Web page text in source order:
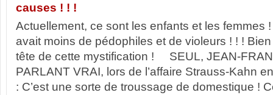
causes ! ! !
Actuellement, ce sont les enfants et les femmes
avait moins de pédophiles et de violeurs ! ! !
tête de cette mystification ! SEUL, JEAN-
PARLANT VRAI, lors de l’affaire Strauss-Kahn
: C’est une sorte de troussage de domestique !